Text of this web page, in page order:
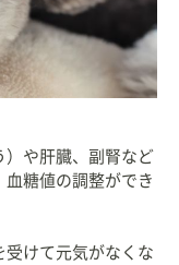
）や肝臓、副腎など
糖値の調整ができ
受けて元気がなくな